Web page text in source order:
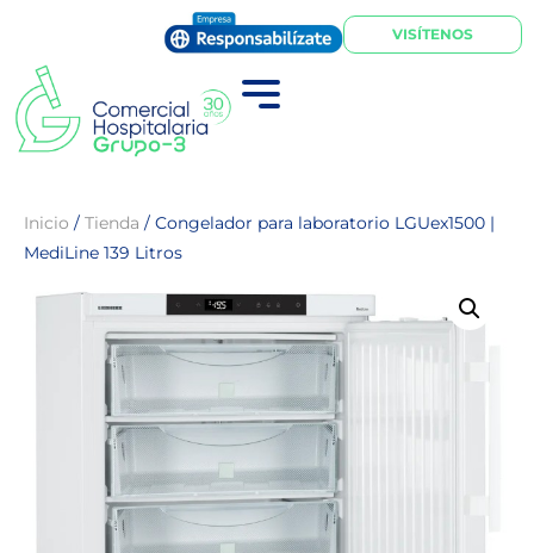
VISÍTENOS
Inicio / Tienda / Congelador para laboratorio LGUex1500 |
MediLine 139 Litros